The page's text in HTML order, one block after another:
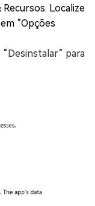
Localize
“Opções
“Desinstalar” para